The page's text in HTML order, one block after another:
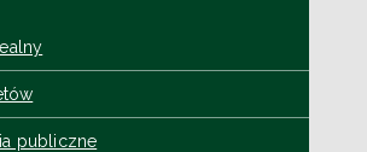
publiczne